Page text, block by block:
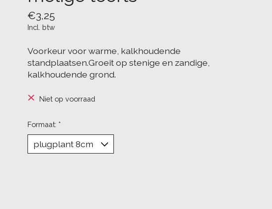
€3,25
Incl. btw
Voorkeur voor warme, kalkhoudende
standplaatsen.Groeit op stenige en zandige,
kalkhoudende grond.
Niet op voorraad
Formaat: *